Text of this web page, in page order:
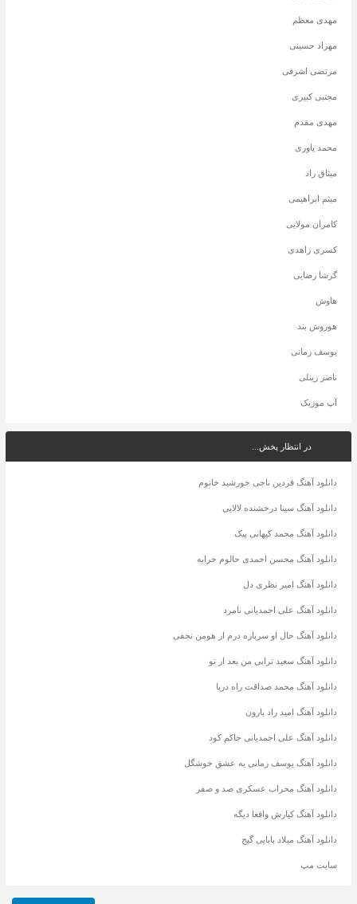
مهدی معظم
مهراد حسینی
مرتضی اشرفی
مجتبی کبیری
مهدی مقدم
محمد یاوری
میثاق راد
میثم ابراهیمی
کامران مولایی
کسری زاهدی
گرشا رضایی
هاوش
هوروش بند
یوسف زمانی
ناصر زینلی
آپ موزیک
در انتظار پخش...
دانلود آهنگ فردین ناجی خورشید خانوم
دانلود آهنگ سینا درخشنده لالایی
دانلود آهنگ محمد کیهانی پیک
دانلود آهنگ محسن احمدی حالوم خرابه
دانلود آهنگ امیر نظری دل
دانلود آهنگ علی احمدیانی نامرد
دانلود آهنگ حال او سربازه درم از هومن نجفی
دانلود آهنگ سعید ترابی من بعد از تو
دانلود آهنگ محمد صداقت راه دریا
دانلود آهنگ امید راد بارون
دانلود آهنگ علی احمدیانی حاکم کود
دانلود آهنگ یوسف زمانی یه عشق خوشگل
دانلود آهنگ محراب عسکری صد و صفر
دانلود آهنگ کیارش واقعا دیگه
دانلود آهنگ میلاد بابایی گیج
سایت مپ